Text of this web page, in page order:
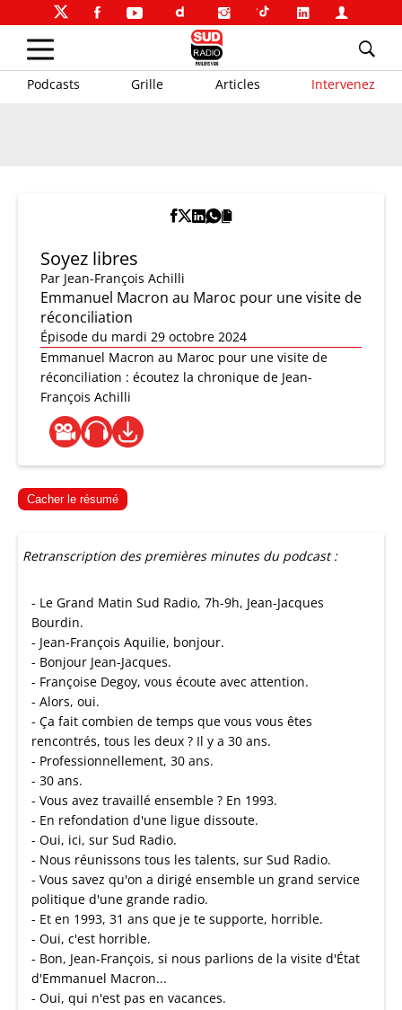
Podcasts Grille Articles Intervenez
Soyez libres
Par Jean-François Achilli
Emmanuel Macron au Maroc pour une visite de
réconciliation
Épisode du mardi 29 octobre 2024
Emmanuel Macron au Maroc pour une visite de
réconciliation : écoutez la chronique de Jean-
François Achilli
Cacher le résumé
Retranscription des premières minutes du podcast :
- Le Grand Matin Sud Radio, 7h-9h, Jean-Jacques
Bourdin.
- Jean-François Aquilie, bonjour.
- Bonjour Jean-Jacques.
- Françoise Degoy, vous écoute avec attention.
- Alors, oui.
- Ça fait combien de temps que vous vous êtes
rencontrés, tous les deux ? Il y a 30 ans.
- Professionnellement, 30 ans.
- 30 ans.
- Vous avez travaillé ensemble ? En 1993.
- En refondation d'une ligue dissoute.
- Oui, ici, sur Sud Radio.
- Nous réunissons tous les talents, sur Sud Radio.
- Vous savez qu'on a dirigé ensemble un grand service
politique d'une grande radio.
- Et en 1993, 31 ans que je te supporte, horrible.
- Oui, c'est horrible.
- Bon, Jean-François, si nous parlions de la visite d'État
d'Emmanuel Macron...
- Oui, qui n'est pas en vacances.